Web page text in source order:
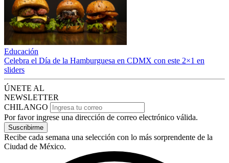
Educación
Celebra el Día de la Hamburguesa en CDMX con este 2×1 en
sliders
ÚNETE AL
NEWSLETTER
CHILANGO
Por favor ingrese una dirección de correo electrónico válida.
Suscribirme
Recibe cada semana una selección con lo más sorprendente de la
Ciudad de México.